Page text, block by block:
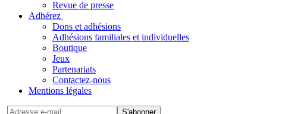
Revue de presse
Adhérez
Dons et adhésions
Adhésions familiales et individuelles
Boutique
Jeux
Partenariats
Contactez-nous
Mentions légales
S'abonner